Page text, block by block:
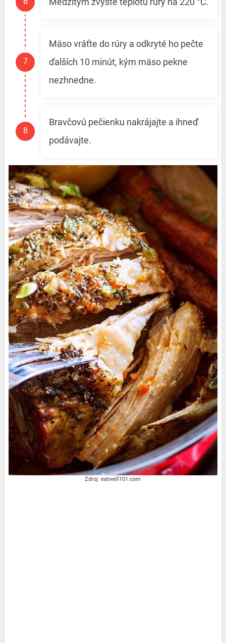
Mäso vráťte do rúry a odkryté ho pečte
ďalších 10 minút, kým mäso pekne
nezhnedne.
Bravčovú pečienku nakrájajte a ihneď
podávajte.
Zdroj: eatwell101.com